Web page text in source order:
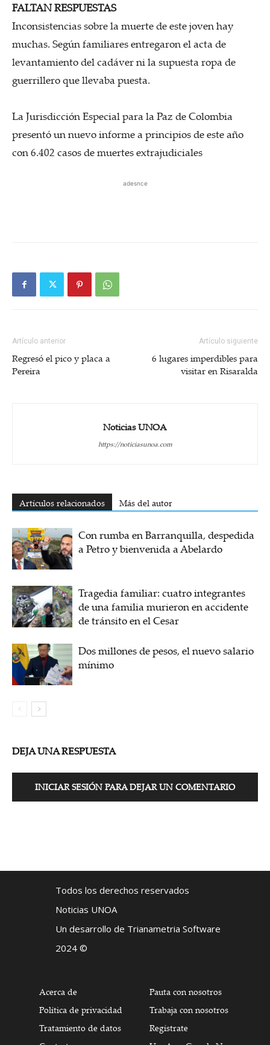
FALTAN RESPUESTAS
Inconsistencias sobre la muerte de este joven hay
muchas. Según familiares entregaron el acta de
levantamiento del cadáver ni la supuesta ropa de
guerrillero que llevaba puesta.
La Jurisdicción Especial para la Paz de Colombia
presentó un nuevo informe a principios de este año
con 6.402 casos de muertes extrajudiciales
adesnce
Artículo anterior
Regresó el pico y placa a
Pereira
Artículo siguiente
6 lugares imperdibles para
visitar en Risaralda
Noticias UNOA
https://noticiasunoa.com
Artículos relacionados Más del autor
Con rumba en Barranquilla, despedida
a Petro y bienvenida a Abelardo
Tragedia familiar: cuatro integrantes
de una familia murieron en accidente
de tránsito en el Cesar
Dos millones de pesos, el nuevo salario
mínimo
DEJA UNA RESPUESTA
INICIAR SESIÓN PARA DEJAR UN COMENTARIO
Todos los derechos reservados
Noticias UNOA
Un desarrollo de Trianametria Software
2024 ©
Acerca de
Política de privacidad
Tratamiento de datos
Pauta con nosotros
Trabaja con nosotros
Regístrate